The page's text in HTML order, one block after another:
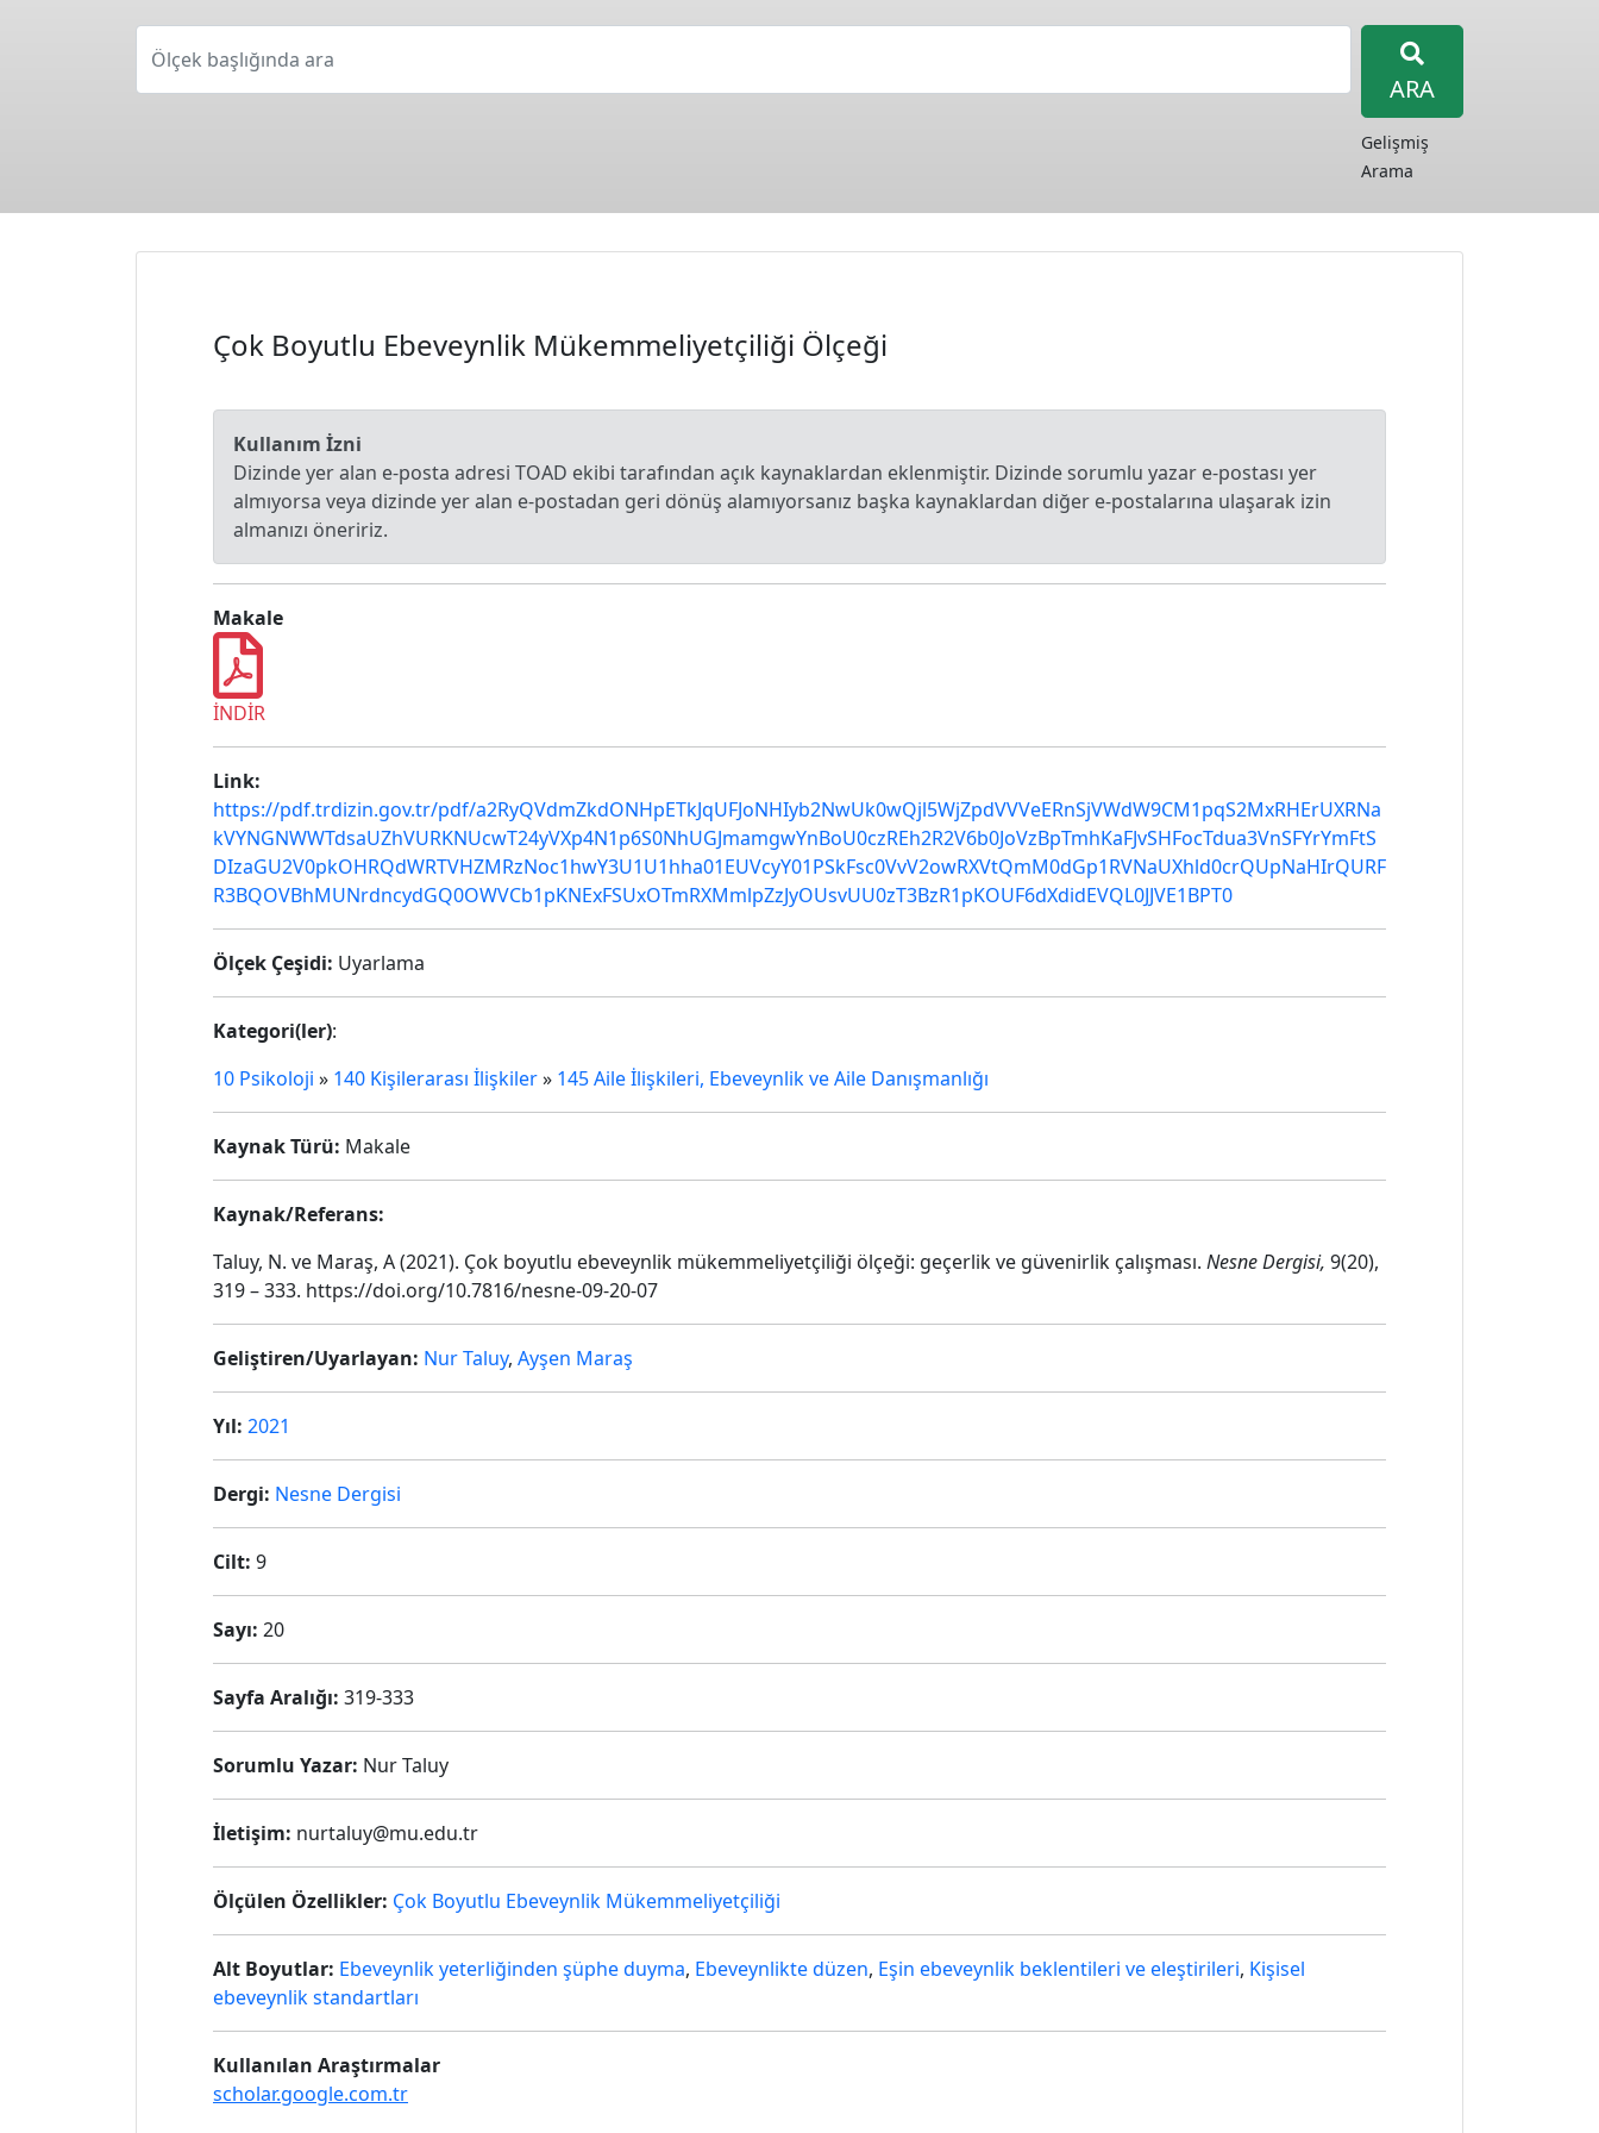
Ölçek başlığında ara
ARA
Gelişmiş
Arama
Çok Boyutlu Ebeveynlik Mükemmeliyetçiliği Ölçeği
Kullanım İzni
Dizinde yer alan e-posta adresi TOAD ekibi tarafından açık kaynaklardan eklenmiştir. Dizinde sorumlu yazar e-postası yer
almıyorsa veya dizinde yer alan e-postadan geri dönüş alamıyorsanız başka kaynaklardan diğer e-postalarına ulaşarak izin
almanızı öneririz.
Makale
İNDİR
Link:
https://pdf.trdizin.gov.tr/pdf/a2RyQVdmZkdONHpETkJqUFJoNHIyb2NwUk0wQjl5WjZpdVVVeERnSjVWdW9CM1pqS2MxRHErUXRNa
kVYNGNWWTdsaUZhVURKNUcwT24yVXp4N1p6S0NhUGJmamgwYnBoU0czREh2R2V6b0JoVzBpTmhKaFJvSHFocTdua3VnSFYrYmFtS
DIzaGU2V0pkOHRQdWRTVHZMRzNoc1hwY3U1U1hha01EUVcyY01PSkFsc0VvV2owRXVtQmM0dGp1RVNaUXhld0crQUpNaHIrQURF
R3BQOVBhMUNrdncydGQ0OWVCb1pKNExFSUxOTmRXMmlpZzJyOUsvUU0zT3BzR1pKOUF6dXdidEVQL0JJVE1BPT0
Ölçek Çeşidi: Uyarlama
Kategori(ler):
10 Psikoloji » 140 Kişilerarası İlişkiler» 145 Aile İlişkileri, Ebeveynlik ve Aile Danışmanlığı
Kaynak Türü: Makale
Kaynak/Referans:
Taluy, N. ve Maraş, A (2021). Çok boyutlu ebeveynlik mükemmeliyetçiliği ölçeği: geçerlik ve güvenirlik çalışması. Nesne Dergisi, 9(20),
319 – 333. https://doi.org/10.7816/nesne-09-20-07
Geliştiren/Uyarlayan: Nur Taluy, Ayşen Maraş
Yıl: 2021
Dergi: Nesne Dergisi
Cilt: 9
Sayı: 20
Sayfa Aralığı: 319-333
Sorumlu Yazar: Nur Taluy
İletişim: nurtaluy@mu.edu.tr
Ölçülen Özellikler: Çok Boyutlu Ebeveynlik Mükemmeliyetçiliği
Alt Boyutlar: Ebeveynlik yeterliğinden şüphe duyma, Ebeveynlikte düzen, Eşin ebeveynlik beklentileri ve eleştirileri, Kişisel
ebeveynlik standartları
Kullanılan Araştırmalar
scholar.google.com.tr